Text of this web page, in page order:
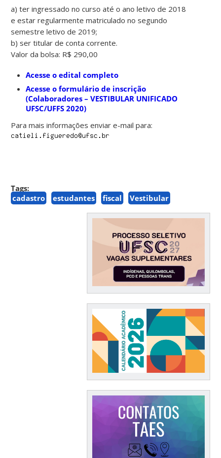
a) ter ingressado no curso até o ano letivo de 2018
e estar regularmente matriculado no segundo
semestre letivo de 2019;
b) ser titular de conta corrente.
Valor da bolsa: R$ 290,00
Acesse o edital completo
Acesse o formulário de inscrição
(Colaboradores – VESTIBULAR UNIFICADO
UFSC/UFFS 2020)
Para mais informações enviar e-mail para:
Tags:
cadastro
estudantes fiscal Vestibular